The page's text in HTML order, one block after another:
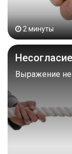
2 минуты
Несогласие
Выражение не